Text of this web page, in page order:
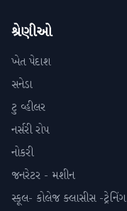
શ્રેણીઓ
ખેત પેદાશ
સનેડા
ટુ વ્હીલર
નર્સરી રોપ
નોકરી
જનરેટર - મશીન
સ્કૂલ- કોલેજ ક્લાસીસ -ટ્રેનિંગ